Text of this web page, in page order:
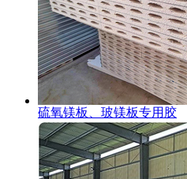
硫氧镁板、玻镁板专用胶